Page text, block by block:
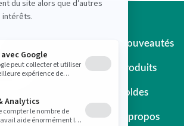
Nouveautés
Produits
Soldes
À propos